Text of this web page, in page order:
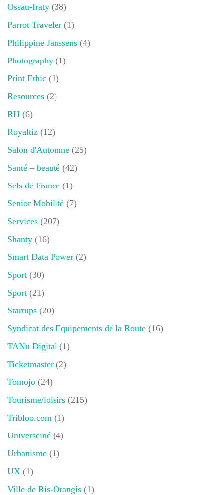
Ossau-Iraty (38)
Parrot Traveler (1)
Philippine Janssens (4)
Photography (1)
Print Ethic (1)
Resources (2)
RH (6)
Royaltiz (12)
Salon d'Automne (25)
Santé – beauté (42)
Sels de France (1)
Senior Mobilité (7)
Services (207)
Shanty (16)
Smart Data Power (2)
Sport (30)
Sport (21)
Startups (20)
Syndicat des Equipements de la Route (16)
TANu Digital (1)
Ticketmaster (2)
Tomojo (24)
Tourisme/loisirs (215)
Tribloo.com (1)
Universciné (4)
Urbanisme (1)
UX (1)
Ville de Ris-Orangis (1)